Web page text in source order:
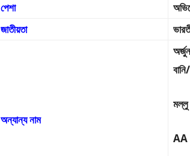
পেশা
জাতীয়তা
অন্যান্য নাম
অর্জুন
মল্লু
AA